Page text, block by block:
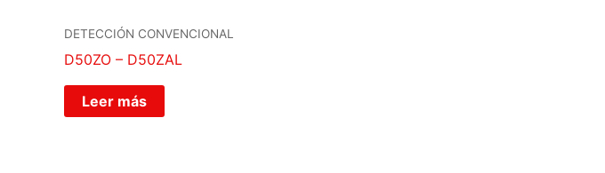
DETECCIÓN CONVENCIONAL
D50ZO – D50ZAL
Leer más